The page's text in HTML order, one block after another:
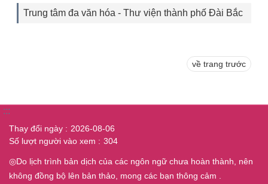
Trung tâm đa văn hóa - Thư viện thành phố Đài Bắc
về trang trước
:::
Thay đổi ngày
2026-08-06
Số lượt người vào xem
304
◎Do lịch trình bản dịch của các ngôn ngữ chưa hoàn thành, nên
không đồng bộ lên bản thảo, mong các bạn thông cảm .